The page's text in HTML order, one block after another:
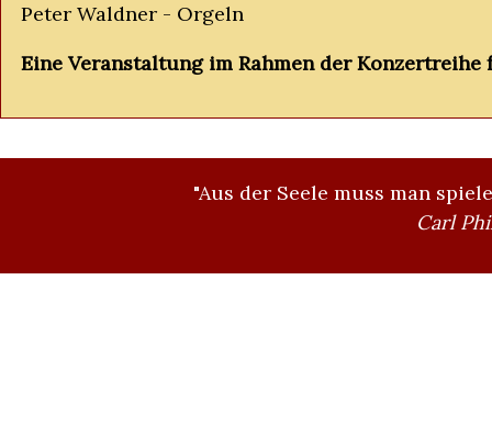
Peter Waldner - Orgeln
Eine Veranstaltung im Rahmen der
"Aus der Seele muss man
Carl